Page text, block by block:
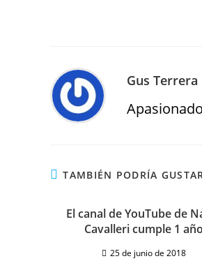
Gus Terrera
TAMBIÉN PODRÍA
El canal de YouTube de
Cavalleri cumple 1 año
25 de junio de 2018